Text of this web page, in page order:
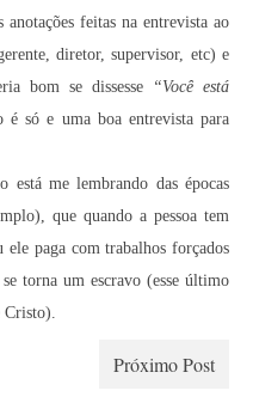
feitas na entrevista ao
diretor, supervisor, etc) e
bom se dissesse
“Você está
é só e uma boa entrevista para
está me lembrando das épocas
que quando a pessoa tem
paga com trabalhos forçados
torna um escravo (esse último
Cristo).
Próximo Post